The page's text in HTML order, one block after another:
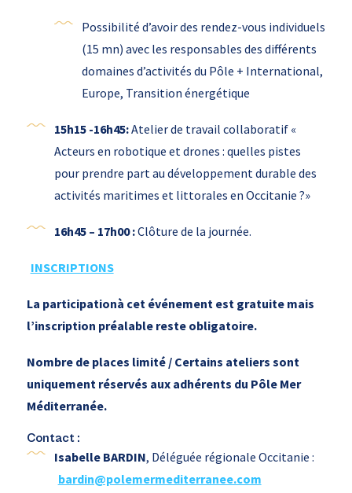
Possibilité d’avoir des rendez-vous individuels
(15 mn) avec les responsables des différents
domaines d’activités du Pôle + International,
Europe, Transition énergétique
15h15 -16h45:Atelier de travail collaboratif «
Acteurs en robotique et drones : quelles pistes
pour prendre part au développement durable des
activités maritimes et littorales en Occitanie ?»
16h45 – 17h00 :Clôture de la journée.
INSCRIPTIONS
La participationà cet événement est gratuite mais
l’inscription préalable reste obligatoire.
Nombre de places limité / Certains ateliers sont
uniquement réservés aux adhérents du Pôle Mer
Méditerranée.
Contact :
Isabelle BARDIN, Déléguée régionale Occitanie :
bardin@polemermediterranee.com